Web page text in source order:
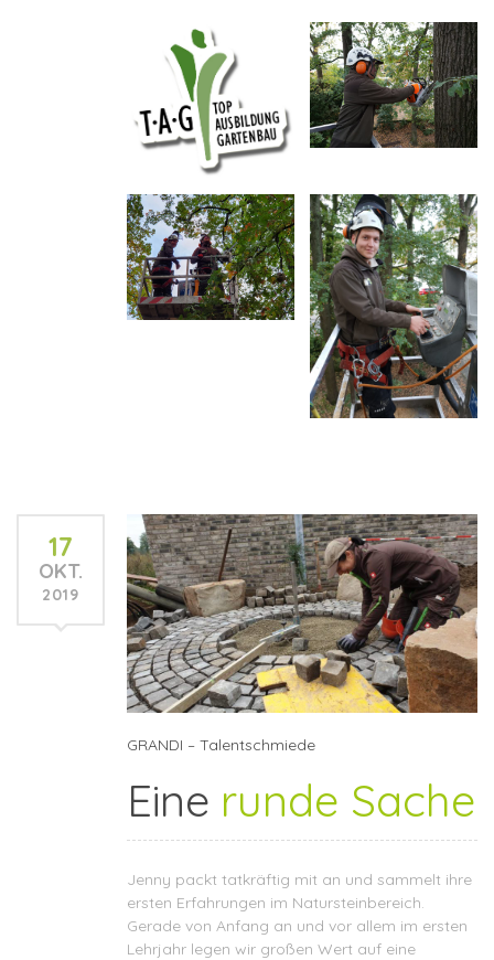
17
OKT.
2019
GRANDI – Talentschmiede
Einerunde Sache
Jenny packt tatkräftig mit an und sammelt ihre
ersten Erfahrungen im Natursteinbereich.
Gerade von Anfang an und vor allem im ersten
Lehrjahr legen wir großen Wert auf eine